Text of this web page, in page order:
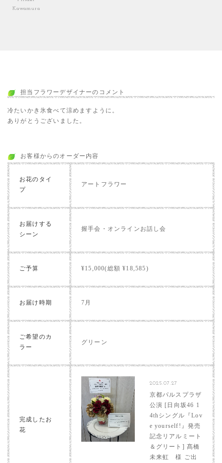
Kawamura
担当フラワーデザイナーのコメント
冷たいかき氷食べて涼めますように。
ありがとうございました。
お客様からのオーダー内容
お花のタイ
プ
アートフラワー
お届けする
シーン
握手会・オンラインお話し会
ご予算 ¥15,000(総額 ¥18,585)
お届け時期 7月
ご希望のカ
ラー
グリーン
完成したお
花
2025.07.27
京都パルスプラザ
公演 [日向坂46 1
4thシングル『Lov
e yourself!』発売
記念リアルミート
＆グリート] 髙橋
未来虹 様 ご出